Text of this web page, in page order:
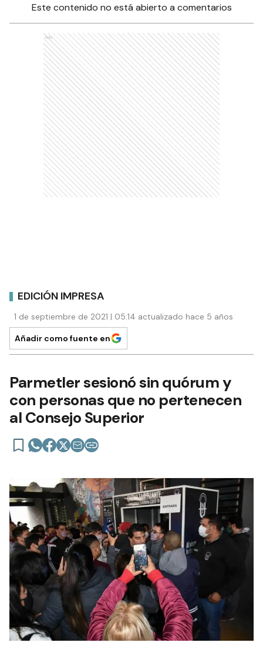
Este contenido no está abierto a comentarios
Ads
EDICIÓN IMPRESA
1 de septiembre de 2021 | 05:14 actualizado hace 5 años
Añadir como fuente en
Parmetler sesionó sin quórum y
con personas que no pertenecen
al Consejo Superior